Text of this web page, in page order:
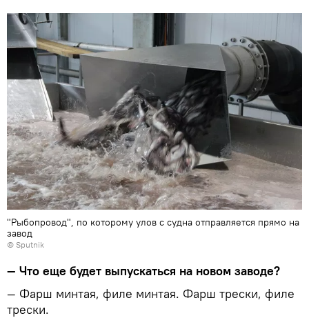
"Рыбопровод", по которому улов с судна отправляется прямо на
завод
© Sputnik
— Что еще будет выпускаться на новом заводе?
— Фарш минтая, филе минтая. Фарш трески, филе
трески.